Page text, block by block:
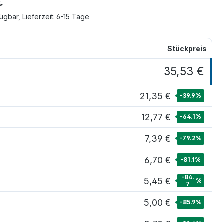
Lieferzeit: 6-15 Tage
Stückpreis
35,53 €
21,35 € -39.9%
12,77 € -64.1%
7,39 € -79.2%
6,70 € -81.1%
5,45 €
-84.
7
%
5,00 € -85.9%